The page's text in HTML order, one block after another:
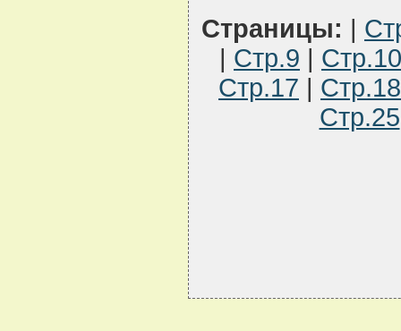
Страницы: |
| Стр.9 | Стр.10
Стр.17 | Стр.18
Стр.25